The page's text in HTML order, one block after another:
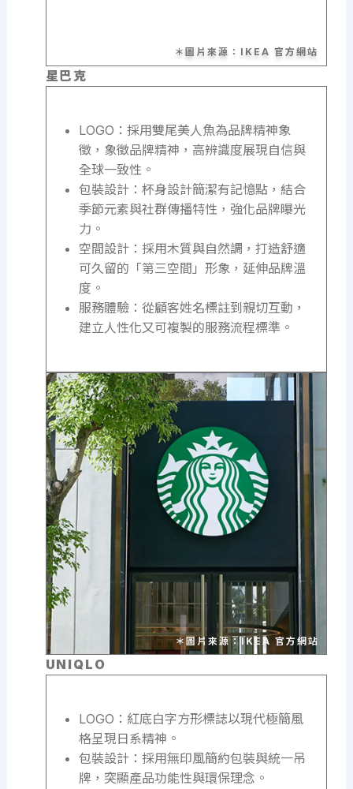
＊圖片來源：IKEA 官方網站
星巴克
LOGO：採用雙尾美人魚為品牌精神象
徵，象徵品牌精神，高辨識度展現自信與
全球一致性。
包裝設計：杯身設計簡潔有記憶點，結合
季節元素與社群傳播特性，強化品牌曝光
力。
空間設計：採用木質與自然調，打造舒適
可久留的「第三空間」形象，延伸品牌溫
度。
服務體驗：從顧客姓名標註到親切互動，
建立人性化又可複製的服務流程標準。
＊圖片來源：IKEA 官方網站
UNIQLO
LOGO：紅底白字方形標誌以現代極簡風
格呈現日系精神。
包裝設計：採用無印風簡約包裝與統一吊
牌，突顯產品功能性與環保理念。